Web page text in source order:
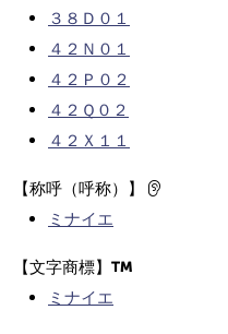
３８Ｄ０１
４２Ｎ０１
４２Ｐ０２
４２Ｑ０２
４２Ｘ１１
【称呼（呼称）】
ミナイエ
【文字商標】
ミナイエ